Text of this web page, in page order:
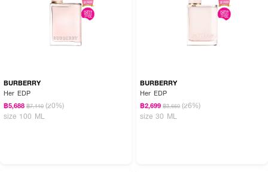
BURBERRY
Her EDP
฿5,688 ฿7,110 (20%)
size 100 ML
BURBERRY
Her EDP
฿2,699 ฿3,660 (26%)
size 30 ML